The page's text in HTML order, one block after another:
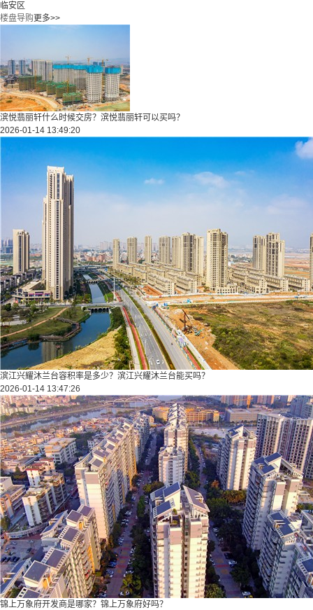
临安区
楼盘导购更多>>
滨悦翡丽轩什么时候交房？滨悦翡丽轩可以买吗？
2026-01-14 13:49:20
滨江兴耀沐兰台容积率是多少？滨江兴耀沐兰台能买吗？
2026-01-14 13:47:26
锦上万象府开发商是哪家？锦上万象府好吗？